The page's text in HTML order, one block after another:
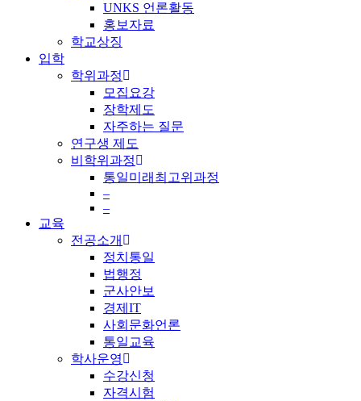
UNKS 언론활동
홍보자료
학교상징
입학
학위과정
모집요강
장학제도
자주하는 질문
연구생 제도
비학위과정
통일미래최고위과정
–
–
교육
전공소개
정치통일
법행정
군사안보
경제IT
사회문화언론
통일교육
학사운영
수강신청
자격시험